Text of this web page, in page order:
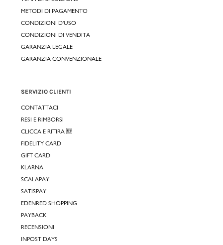
METODI DI PAGAMENTO
CONDIZIONI D'USO
CONDIZIONI DI VENDITA
GARANZIA LEGALE
GARANZIA CONVENZIONALE
SERVIZIO CLIENTI
CONTATTACI
RESI E RIMBORSI
CLICCA E RITIRA 🆕
FIDELITY CARD
GIFT CARD
KLARNA
SCALAPAY
SATISPAY
EDENRED SHOPPING
PAYBACK
RECENSIONI
INPOST DAYS